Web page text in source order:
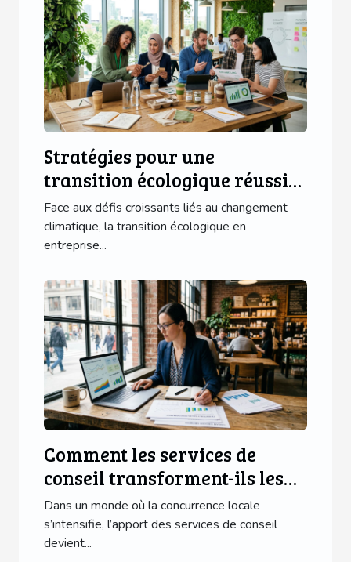
Stratégies pour une
transition écologique réussie
en entreprise
Face aux défis croissants liés au changement
climatique, la transition écologique en
entreprise...
Comment les services de
conseil transforment-ils les
entreprises locales ?
Dans un monde où la concurrence locale
s’intensifie, l’apport des services de conseil
devient...